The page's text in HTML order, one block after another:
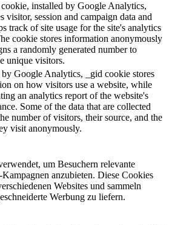
installed by Google Analytics,
visitor, session and campaign data and
track of site usage for the site's analytics
cookie stores information anonymously
a randomly generated number to
unique visitors.
Google Analytics, _gid cookie stores
on how visitors use a website, while
an analytics report of the website's
Some of the data that are collected
number of visitors, their source, and the
visit anonymously.
um Besuchern relevante
anzubieten. Diese Cookies
Websites und sammeln
Werbung zu liefern.